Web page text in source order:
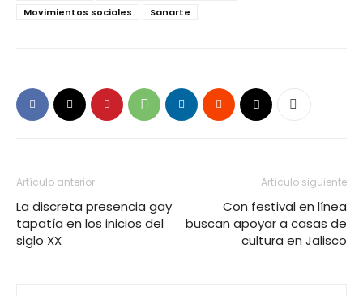
Movimientos sociales
Sanarte
Artículo anterior
La discreta presencia gay
tapatía en los inicios del
siglo XX
Artículo siguiente
Con festival en línea
buscan apoyar a casas de
cultura en Jalisco